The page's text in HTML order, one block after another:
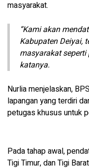
masyarakat.
“Kami akan
Kabupaten Deiyai,
masyarakat seperti
katanya.
Nurlia menjelaskan,
lapangan yang terdiri
petugas khusus untuk
Pada tahap awal,
Tigi Timur, dan Tigi